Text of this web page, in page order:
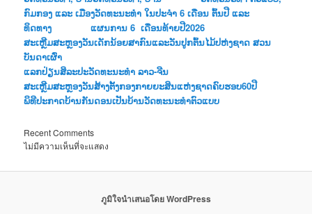
ກົມກອງ ແລະ ເມືອງວັດທະນະທຳ ໃນປະຈຳ 6 ເດືອນ ຕົ້ນປີ ແລະ
ທິດທາງ ແຜນການ 6 ເດືອນທ້າຍປີ2026
ສະເຫຼີມສະຫຼອງວັນເດັກນ້ອຍສາກົນແລະວັນປູກຕົ້ນໄມ້ປຫ່ງຊາດ ສວນ
ບັນດາເຜົ່າ
ແລກປ່ຽນສິລະປະວັດທະນະທຳ ລາວ-ຈີນ
ສະເຫຼີມສະຫຼອງວັນສ້າງຕັ້ງກອງກາຍຍະສິນແຫ່ງຊາດຄົບຮອບ60ປີ
ພິທີປະກາດບ້ານກັນດອນເປັນບ້ານວັດທະນະທຳຕົວແບບ
Recent Comments
ไม่มีความเห็นที่จะแสดง
ภูมิใจนำเสนอโดย WordPress